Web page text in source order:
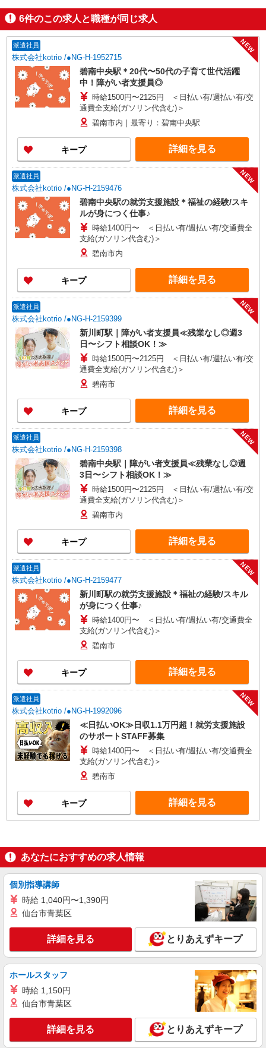
6件のこの求人と職種が同じ求人
派遣社員
株式会社kotrio /●NG-H-1952715
NEW
碧南中央駅＊20代〜50代の子育て世代活躍
中！障がい者支援員◎
時給1500円〜2125円 ＜日払い有/週払い有/交
通費全支給(ガソリン代含む)＞
碧南市内｜最寄り：碧南中央駅
キープ 詳細を見る
派遣社員
株式会社kotrio /●NG-H-2159476
NEW
碧南中央駅の就労支援施設＊福祉の経験/スキ
ルが身につく仕事♪
時給1400円〜 ＜日払い有/週払い有/交通費全
支給(ガソリン代含む)＞
碧南市内
キープ 詳細を見る
派遣社員
株式会社kotrio /●NG-H-2159399
NEW
新川町駅｜障がい者支援員≪残業なし◎週3
日〜シフト相談OK！≫
時給1500円〜2125円 ＜日払い有/週払い有/交
通費全支給(ガソリン代含む)＞
碧南市
キープ 詳細を見る
派遣社員
株式会社kotrio /●NG-H-2159398
NEW
碧南中央駅｜障がい者支援員≪残業なし◎週
3日〜シフト相談OK！≫
時給1500円〜2125円 ＜日払い有/週払い有/交
通費全支給(ガソリン代含む)＞
碧南市内
キープ 詳細を見る
派遣社員
株式会社kotrio /●NG-H-2159477
NEW
新川町駅の就労支援施設＊福祉の経験/スキル
が身につく仕事♪
時給1400円〜 ＜日払い有/週払い有/交通費全
支給(ガソリン代含む)＞
碧南市
キープ 詳細を見る
派遣社員
株式会社kotrio /●NG-H-1992096
NEW
≪日払いOK≫日収1.1万円超！就労支援施設
のサポートSTAFF募集
時給1400円〜 ＜日払い有/週払い有/交通費全
支給(ガソリン代含む)＞
碧南市
キープ 詳細を見る
あなたにおすすめの求人情報
個別指導講師
時給 1,040円〜1,390円
仙台市青葉区
詳細を見る とりあえずキープ
ホールスタッフ
時給 1,150円
仙台市青葉区
詳細を見る とりあえずキープ